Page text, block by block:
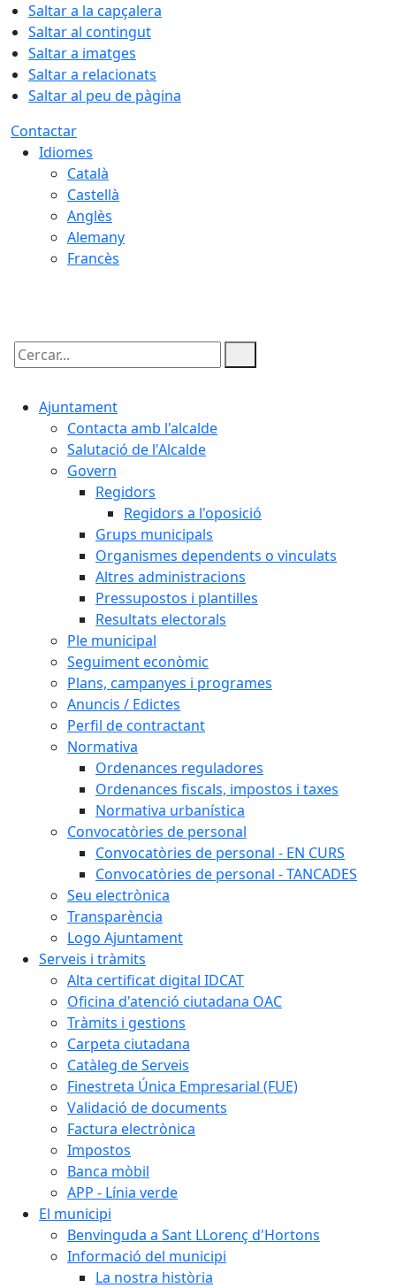
Saltar a la capçalera
Saltar al contingut
Saltar a imatges
Saltar a relacionats
Saltar al peu de pàgina
Contactar
Idiomes
Català
Castellà
Anglès
Alemany
Francès
Cercar:
Ajuntament
Contacta amb l'alcalde
Salutació de l'Alcalde
Govern
Regidors
Regidors a l'oposició
Grups municipals
Organismes dependents o vinculats
Altres administracions
Pressupostos i plantilles
Resultats electorals
Ple municipal
Seguiment econòmic
Plans, campanyes i programes
Anuncis / Edictes
Perfil de contractant
Normativa
Ordenances reguladores
Ordenances fiscals, impostos i taxes
Normativa urbanística
Convocatòries de personal
Convocatòries de personal - EN CURS
Convocatòries de personal - TANCADES
Seu electrònica
Transparència
Logo Ajuntament
Serveis i tràmits
Alta certificat digital IDCAT
Oficina d'atenció ciutadana OAC
Tràmits i gestions
Carpeta ciutadana
Catàleg de Serveis
Finestreta Única Empresarial (FUE)
Validació de documents
Factura electrònica
Impostos
Banca mòbil
APP - Línia verde
El municipi
Benvinguda a Sant LLorenç d'Hortons
Informació del municipi
La nostra història